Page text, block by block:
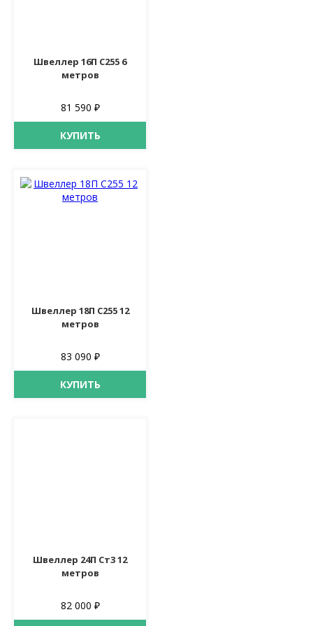
Швеллер 16П С255 6
метров
81 590 ₽
КУПИТЬ
Швеллер 18П С255 12
метров
83 090 ₽
КУПИТЬ
Швеллер 24П Ст3 12
метров
82 000 ₽